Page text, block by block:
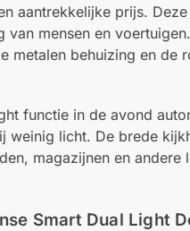
aantrekkelijke prijs.
mensen en
metalen behuizing en de
functie in de avond
weinig licht. De brede
magazijnen en andere
Smart Dual Light